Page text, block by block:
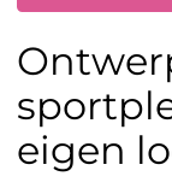
eigen